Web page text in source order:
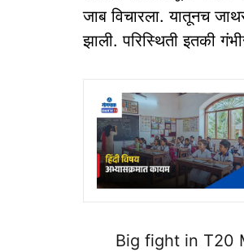
जाब विचारला. यातूनच
झाली. परिस्थिती इतकी
Big fight in T20